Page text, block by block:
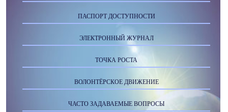
ПАСПОРТ ДОСТУПНОСТИ
ЭЛЕКТРОННЫЙ ЖУРНАЛ
ТОЧКА РОСТА
ВОЛОНТЁРСКОЕ ДВИЖЕНИЕ
ЧАСТО ЗАДАВАЕМЫЕ ВОПРОСЫ